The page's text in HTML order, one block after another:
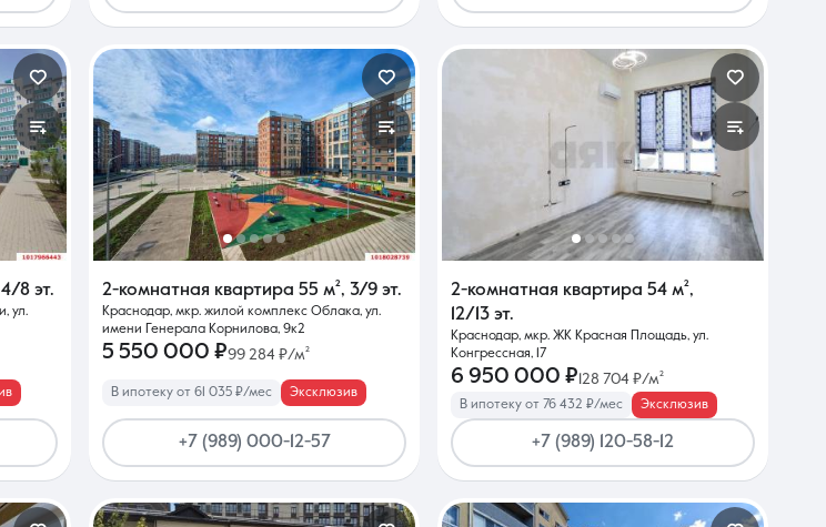
4/8 эт.
ул.
2-комнатная квартира 55 м², 3/9 эт.
Краснодар, мкр. жилой комплекс Облака, ул.
имени Генерала Корнилова, 9к2
5 550 000 ₽99 284 ₽/м²
В ипотеку от 61 035 ₽/мес Эксклюзив
+7 (989) 000-12-57
2-комнатная квартира 54 м²,
12/13 эт.
Краснодар, мкр. ЖК Красная Площадь, ул.
Конгрессная, 17
6 950 000 ₽ 128 704 ₽/м²
В ипотеку от 76 432 ₽/мес Эксклюзив
+7 (989) 120-58-12